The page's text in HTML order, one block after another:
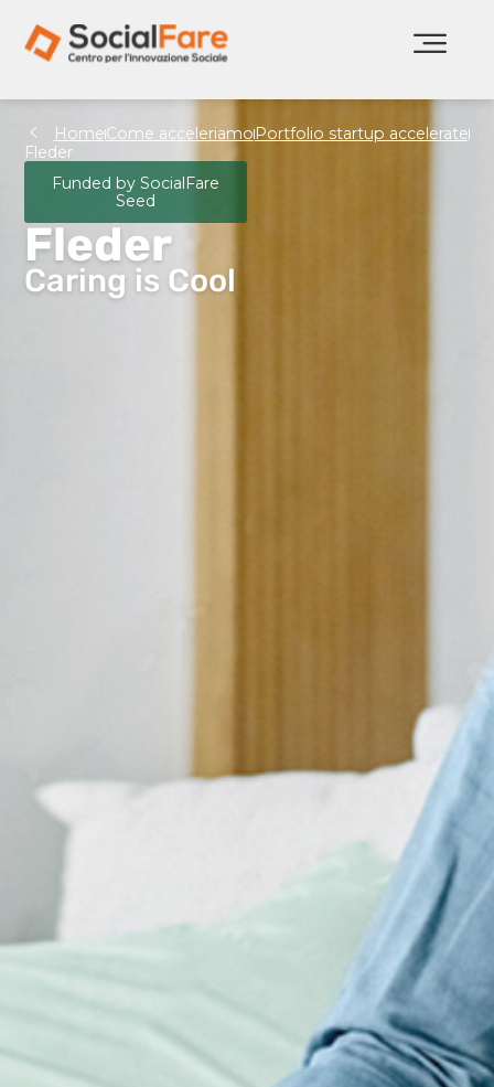
HomeCome acceleriamoPortfolio startup accelerate
Fleder
Funded by SocialFare
Seed
Fleder
Caring is Cool